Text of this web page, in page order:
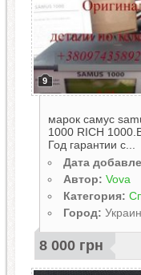
9
марок самус
1000 RICH
Год гарантии с...
Дата
Автор: Vova
Категория:
Город:
8 000 грн